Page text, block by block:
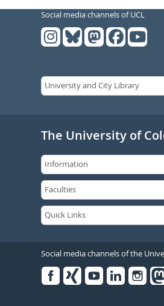
Social media channels of UCL
The University of
Social media channels of the